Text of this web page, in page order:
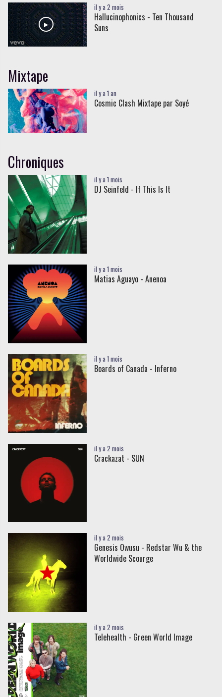
il y a 2 mois
Hallucinophonics - Ten Thousand
Suns
Mixtape
il y a 1 an
Cosmic Clash Mixtape par Soyé
Chroniques
il y a 1 mois
DJ Seinfeld - If This Is It
il y a 1 mois
Matias Aguayo - Anenoa
il y a 1 mois
Boards of Canada - Inferno
il y a 2 mois
Crackazat - SUN
il y a 2 mois
Genesis Owusu - Redstar Wu & the
Worldwide Scourge
il y a 2 mois
Telehealth - Green World Image